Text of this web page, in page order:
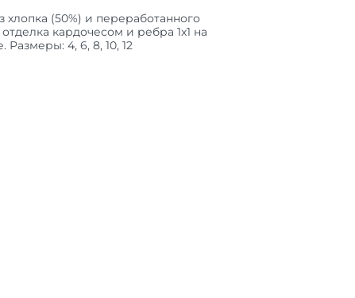
хлопка (50%) и переработанного
кардочесом и ребра 1x1 на
4, 6, 8, 10, 12